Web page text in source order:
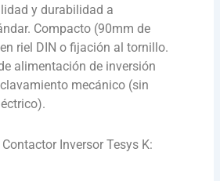
y durabilidad a
Compacto (90mm de
riel DIN o fijación al tornillo.
alimentación de inversión
mecánico (sin
Inversor Tesys K: